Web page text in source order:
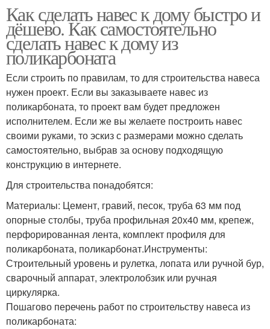
Как сделать навес к дому быстро и
дёшево. Как самостоятельно
сделать навес к дому из
поликарбоната
Если строить по правилам, то для строительства навеса
нужен проект. Если вы заказываете навес из
поликарбоната, то проект вам будет предложен
исполнителем. Если же вы желаете построить навес
своими руками, то эскиз с размерами можно сделать
самостоятельно, выбрав за основу подходящую
конструкцию в интернете.
Для строительства понадобятся:
Материалы: Цемент, гравий, песок, труба 63 мм под
опорные столбы, труба профильная 20х40 мм, крепеж,
перфорированная лента, комплект профиля для
поликарбоната, поликарбонат.Инструменты:
Строительный уровень и рулетка, лопата или ручной бур,
сварочный аппарат, электролобзик или ручная
циркулярка.
Пошагово перечень работ по строительству навеса из
поликарбоната: